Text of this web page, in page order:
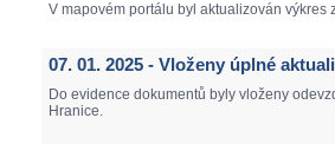
V mapovém portálu byl aktualizován výkres
07. 01. 2025 - Vloženy úplné
Do evidence dokumentů byly vloženy
Hranice.